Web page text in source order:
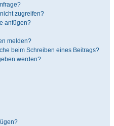
zugreifen?
anfügen?
melden?
beim Schreiben eines Beitrags?
werden?